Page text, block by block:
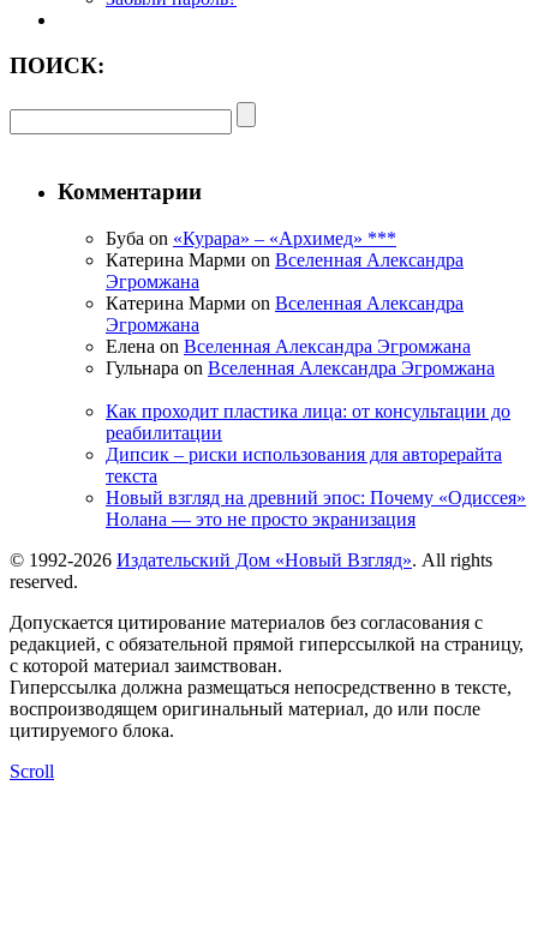
ПОИСК:
Комментарии
Буба on «Курара» – «Архимед» ***
Катерина Марми on Вселенная Александра
Эгромжана
Катерина Марми on Вселенная Александра
Эгромжана
Елена on Вселенная Александра Эгромжана
Гульнара on Вселенная Александра Эгромжана
Как проходит пластика лица: от консультации до
реабилитации
Дипсик – риски использования для авторерайта
текста
Новый взгляд на древний эпос: Почему «Одиссея»
Нолана — это не просто экранизация
© 1992-2026 Издательский Дом «Новый Взгляд». All rights
reserved.
Допускается цитирование материалов без согласования с
редакцией, с обязательной прямой гиперссылкой на страницу,
с которой материал заимствован.
Гиперссылка должна размещаться непосредственно в тексте,
воспроизводящем оригинальный материал, до или после
цитируемого блока.
Scroll